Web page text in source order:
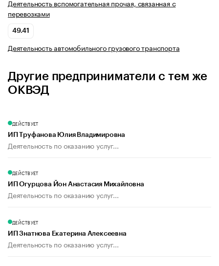
Деятельность вспомогательная прочая, связанная с
перевозками
49.41
Деятельность автомобильного грузового транспорта
Другие предприниматели с тем же
ОКВЭД
ДЕЙСТВУЕТ
ИП Труфанова Юлия Владимировна
Деятельность по оказанию услуг...
ДЕЙСТВУЕТ
ИП Огурцова Йон Анастасия Михайловна
Деятельность по оказанию услуг...
ДЕЙСТВУЕТ
ИП Знатнова Екатерина Алексеевна
Деятельность по оказанию услуг...